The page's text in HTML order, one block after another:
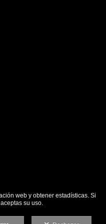
web y obtener estadísticas. Si
su uso.